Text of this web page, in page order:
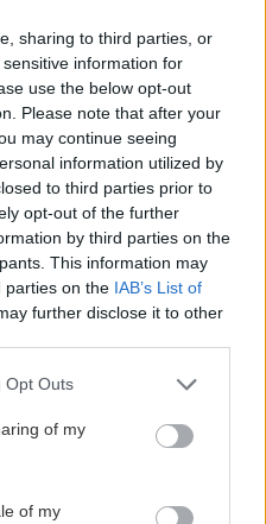
sharing to third parties, or
information for
use the below opt-out
Please note that after your
may continue seeing
information utilized by
to third parties prior to
opt-out of the further
by third parties on the
This information may
parties on the IAB’s List of
further disclose it to other
uses one or more Google
behaviour. You may click to
and its third-party tags to
purposes in below Google
Opt Outs
of my
of my
καθηγητής Θεωρίας
της Νέας
είναι επίσης
και
στο New Yorker, New
York Times, Paris
έκδοση The Best
µε το Whiting Writers’
µε τρία παιδιά.